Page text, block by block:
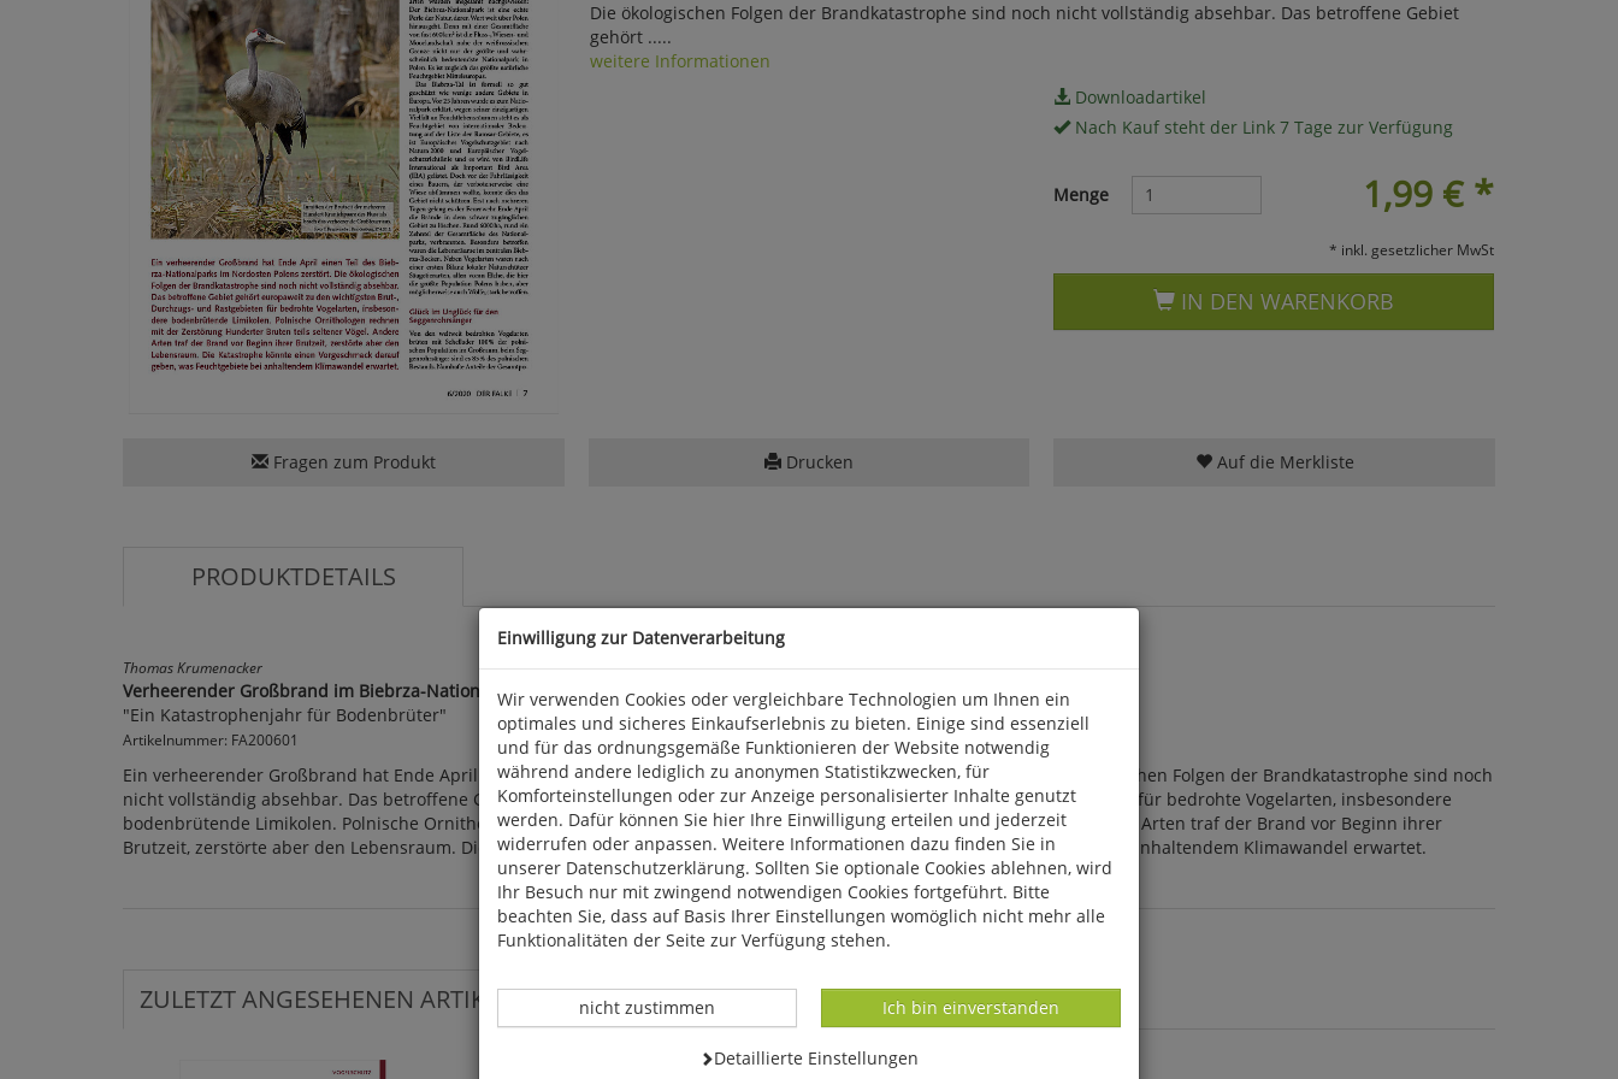
Die ökologischen Folgen der Brandkatastrophe sind noch nicht vollständig absehbar. Das betroffene Gebiet
gehört .....
weitere Informationen
Downloadartikel
Nach Kauf steht der Link 7 Tage zur Verfügung
1,99 €*
Menge
* inkl. gesetzlicher MwSt
IN DEN WARENKORB
Fragen zum Produkt Drucken Auf die Merkliste
PRODUKTDETAILS
Thomas Krumenacker
Verheerender Großbrand im Biebrza-Nationalpark
"Ein Katastrophenjahr für Bodenbrüter"
Artikelnummer: FA200601
Ein verheerender Großbrand hat Ende April einen Teil des Biebrza-Nationalparks im Nordosten Polens zerstört. Die ökologischen Folgen der Brandkatastrophe sind noch
nicht vollständig absehbar. Das betroffene Gebiet gehört europaweit zu den wichtigsten Brut-, Durchzugs- und Rastgebieten für bedrohte Vogelarten, insbesondere
bodenbrütende Limikolen. Polnische Ornithologen rechnen mit der Zerstörung Hunderter Bruten teils seltener Vögel. Andere Arten traf der Brand vor Beginn ihrer
Brutzeit, zerstörte aber den Lebensraum. Die Katastrophe könnte einen Vorgeschmack darauf geben, was Feuchtgebiete bei anhaltendem Klimawandel erwartet.
ZULETZT ANGESEHENEN ARTIKEL:
Einwilligung zur Datenverarbeitung
Wir verwenden Cookies oder vergleichbare Technologien um Ihnen ein
optimales und sicheres Einkaufserlebnis zu bieten. Einige sind essenziell
und für das ordnungsgemäße Funktionieren der Website notwendig
während andere lediglich zu anonymen Statistikzwecken, für
Komforteinstellungen oder zur Anzeige personalisierter Inhalte genutzt
werden. Dafür können Sie hier Ihre Einwilligung erteilen und jederzeit
widerrufen oder anpassen. Weitere Informationen dazu finden Sie in
unserer Datenschutzerklärung. Sollten Sie optionale Cookies ablehnen, wird
Ihr Besuch nur mit zwingend notwendigen Cookies fortgeführt. Bitte
beachten Sie, dass auf Basis Ihrer Einstellungen womöglich nicht mehr alle
Funktionalitäten der Seite zur Verfügung stehen.
Datenverarbeitung -
Ich bin einverstanden
Datenverarbeitung -
nicht zustimmen
Datenverarbeitung -
Detaillierte Einstellungen